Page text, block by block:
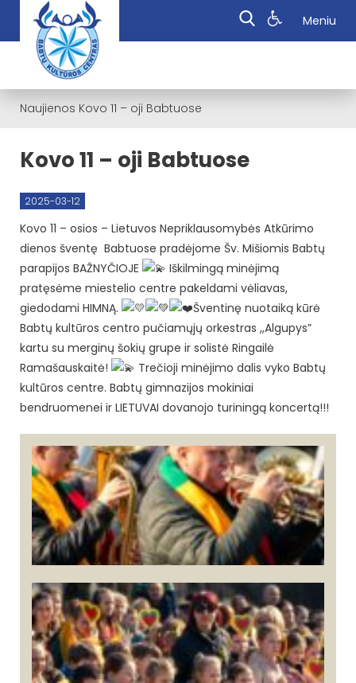
Meniu
Naujienos Kovo 11 – oji Babtuose
Kovo 11 – oji Babtuose
2025-03-12
Kovo 11 – osios – Lietuvos Nepriklausomybės Atkūrimo
dienos šventę Babtuose pradėjome Šv. Mišiomis Babtų
parapijos BAŽNYČIOJE
Iškilmingą minėjimą
pratęsėme miestelio centre pakeldami vėliavas,
giedodami HIMNĄ.
Šventinę nuotaiką kūrė
Babtų kultūros centro pučiamųjų orkestras ,,Algupys”
kartu su merginų šokių grupe ir solistė Ringailė
Ramašauskaitė!
Trečioji minėjimo dalis vyko Babtų
kultūros centre. Babtų gimnazijos mokiniai
bendruomenei ir LIETUVAI dovanojo turiningą koncertą!!!